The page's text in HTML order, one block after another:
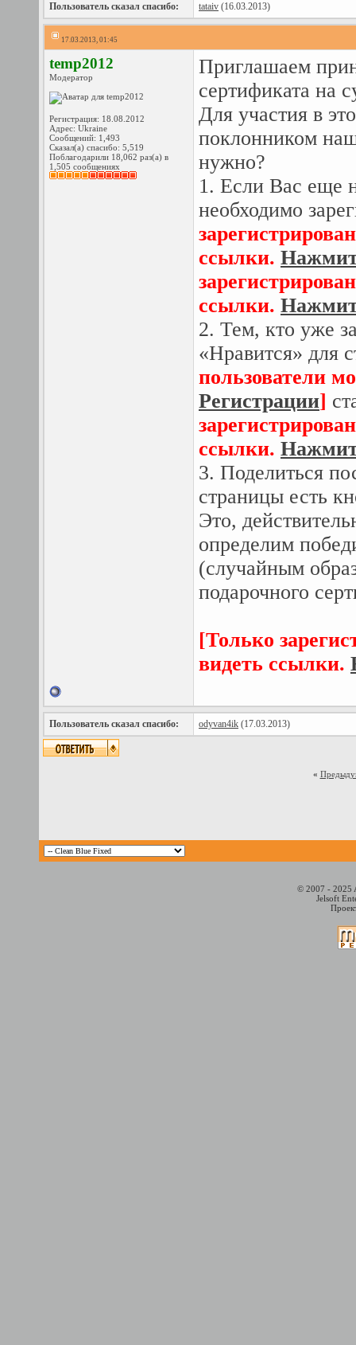
Пользователь сказал cпасибо: tataiv (16.03.2013)
17.03.2013, 01:45
temp2012
Модератор
Регистрация: 18.08.2012
Адрес: Ukraine
Сообщений: 1,493
Сказал(а) спасибо: 5,519
Поблагодарили 18,062 раз(а) в
1,505 сообщениях
Приглашаем
сертификата на
Для участия в
поклонником
нужно?
1. Если Вас еще
необходимо
ссылки.
ссылки.
2. Тем, кто уже
«Нравится» для
пользователи
Регистрации]
ссылки.
3. Поделиться
страницы есть
Это,
определим
(случайным
подарочного
[Только
видеть ссылки.
Пользователь сказал cпасибо: odyvan4ik (17.03.2013)
«
© 2007 - 2025
Jelsoft